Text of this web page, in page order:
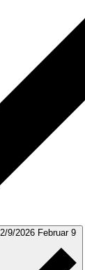
2/9/2026 Februar 9